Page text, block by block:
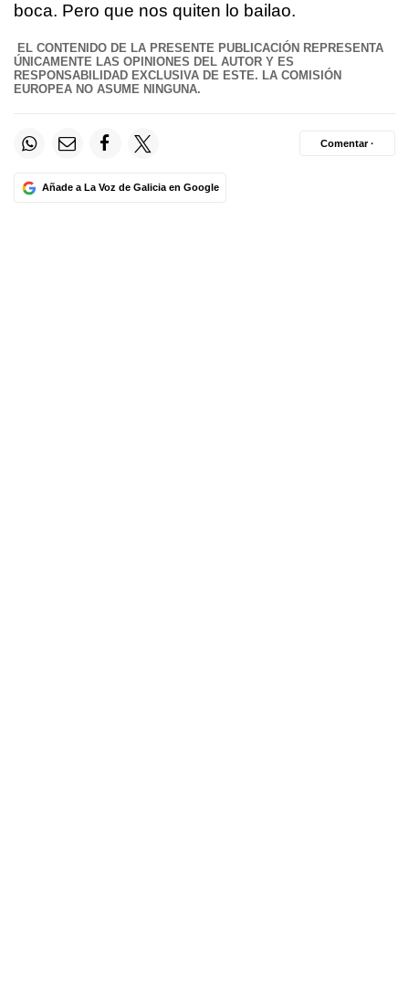
boca. Pero que nos quiten lo bailao.
EL CONTENIDO DE LA PRESENTE PUBLICACIÓN REPRESENTA
ÚNICAMENTE LAS OPINIONES DEL AUTOR Y ES
RESPONSABILIDAD EXCLUSIVA DE ESTE. LA COMISIÓN
EUROPEA NO ASUME NINGUNA.
Añade a La Voz de Galicia en Google
Comentar ·